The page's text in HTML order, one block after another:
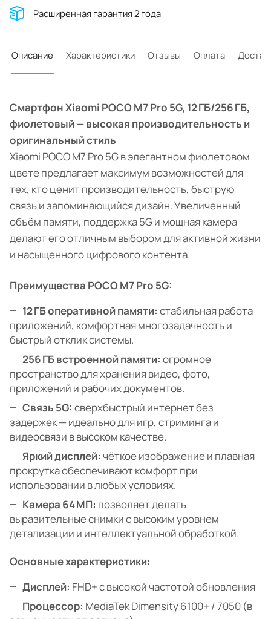
Расширенная гарантия 2 года
Описание Характеристики Отзывы Оплата
Смартфон Xiaomi POCO M7 Pro 5G, 12 ГБ/256 ГБ,
фиолетовый — высокая производительность и
оригинальный стиль
Xiaomi POCO M7 Pro 5G в элегантном фиолетовом
цвете предлагает максимум возможностей для
тех, кто ценит производительность, быструю
связь и запоминающийся дизайн. Увеличенный
объём памяти, поддержка 5G и мощная камера
делают его отличным выбором для активной жизни
и насыщенного цифрового контента.
Преимущества POCO M7 Pro 5G:
12 ГБ оперативной памяти: стабильная работа
приложений, комфортная многозадачность и
быстрый отклик системы.
256 ГБ встроенной памяти: огромное
пространство для хранения видео, фото,
приложений и рабочих документов.
Связь 5G: сверхбыстрый интернет без
задержек — идеально для игр, стриминга и
видеосвязи в высоком качестве.
Яркий дисплей: чёткое изображение и плавная
прокрутка обеспечивают комфорт при
использовании в любых условиях.
Камера 64 МП: позволяет делать
выразительные снимки с высоким уровнем
детализации и интеллектуальной обработкой.
Основные характеристики:
Дисплей: FHD+ с высокой частотой обновления
Процессор: MediaTek Dimensity 6100+ / 7050 (в